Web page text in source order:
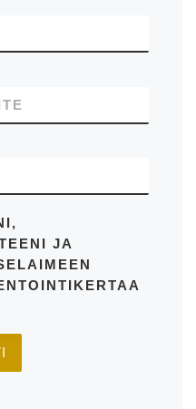
JA